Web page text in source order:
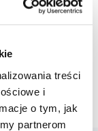
treści
i
o tym, jak
partnerom
Frida